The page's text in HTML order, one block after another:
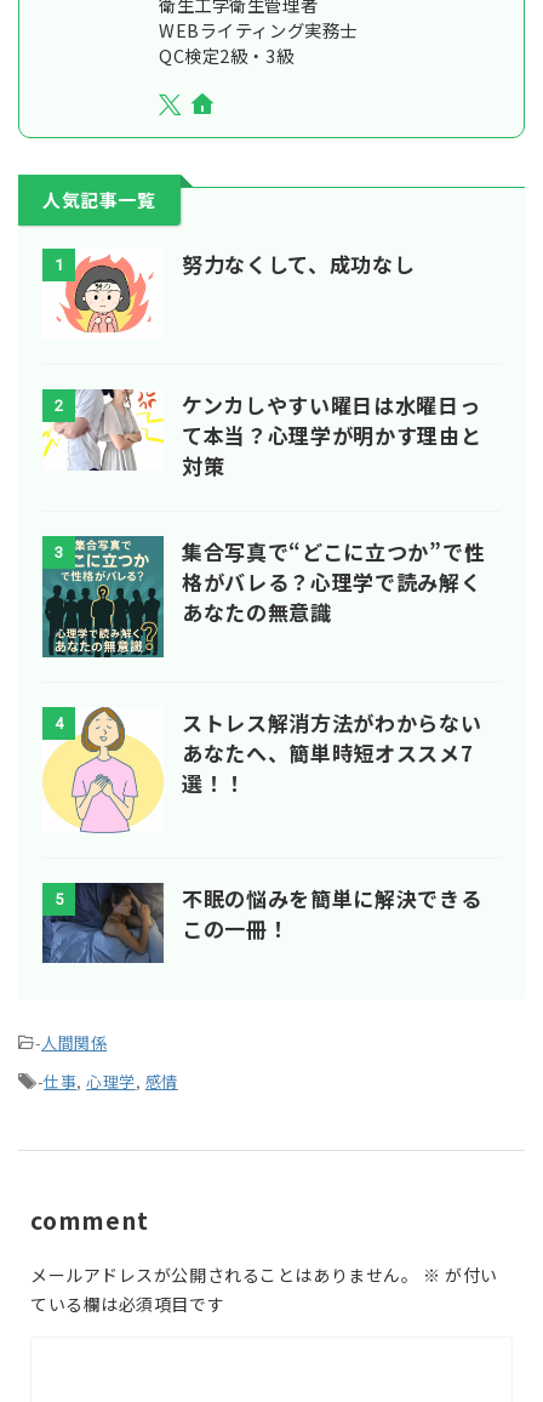
WEBライティング実務士
QC検定2級・3級
人気記事一覧
1 努力なくして、成功なし
2
ケンカしやすい曜日は水曜日っ
て本当？心理学が明かす理由と
対策
3
集合写真で“どこに立つか”で性
格がバレる？心理学で読み解く
あなたの無意識
4
ストレス解消方法がわからない
あなたへ、簡単時短オススメ7
選！！
5
不眠の悩みを簡単に解決できる
この一冊！
-人間関係
-仕事,心理学, 感情
comment
メールアドレスが公開されることはありません。 ※ が付い
ている欄は必須項目です